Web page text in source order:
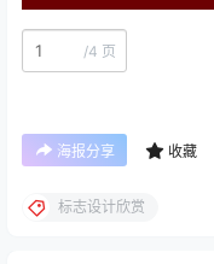
/4 页
海报分享 收藏
标志设计欣赏